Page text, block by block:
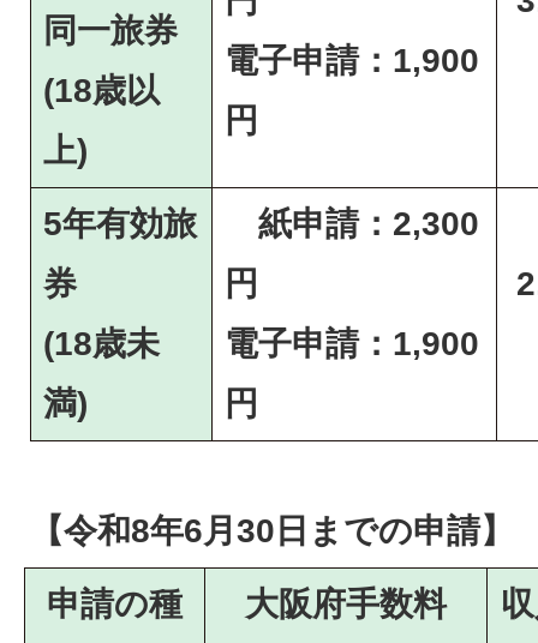
同一旅券
(18歳以
上)
電子申請：1,900
円
5年有効旅
券
(18歳未
満)
紙申請：2,300
円
電子申請：1,900
円
【令和8年6月30日までの申請】
申請の種
大阪府手数料